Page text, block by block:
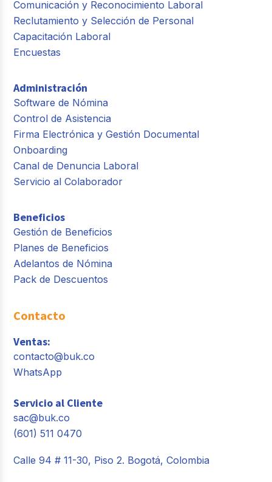
Comunicación y Reconocimiento Laboral
Reclutamiento y Selección de Personal
Capacitación Laboral
Encuestas
Administración
Software de Nómina
Control de Asistencia
Firma Electrónica y Gestión Documental
Onboarding
Canal de Denuncia Laboral
Servicio al Colaborador
Beneficios
Gestión de Beneficios
Planes de Beneficios
Adelantos de Nómina
Pack de Descuentos
Contacto
Ventas:
contacto@buk.co
WhatsApp
Servicio al Cliente
sac@buk.co
(601) 511 0470
Calle 94 # 11-30, Piso 2. Bogotá, Colombia